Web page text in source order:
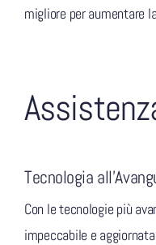
migliore per aumentare
Tecnologia
Con le tecnologie più
impeccabile e